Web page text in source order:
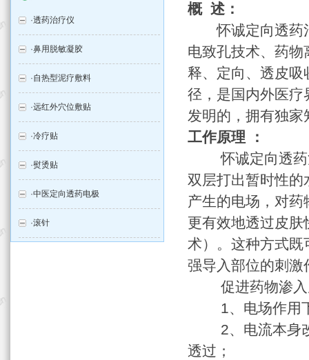
概 述：
怀诚定向透药治
电致孔技术、药
释、定向、透皮吸
径，是国内外医疗
发明的，拥有独家
工作原理 ：
怀诚定向透药治
双层打出暂时性的
产生的电场，对
更有效地透过皮
术）。这种方式既
强导入部位的刺激
促进药物渗入
1、电场作用下
2、电流本身改
透过；
·透药治疗仪
·鼻用脱敏凝胶
·自热型泥疗敷料
·远红外穴位敷贴
·冷疗贴
·熨烫贴
·中医定向透药电极
·滚针